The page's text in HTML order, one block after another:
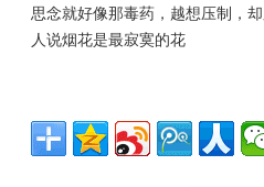
思念就好像那毒药，越想压制，
人说烟花是最寂寞的花